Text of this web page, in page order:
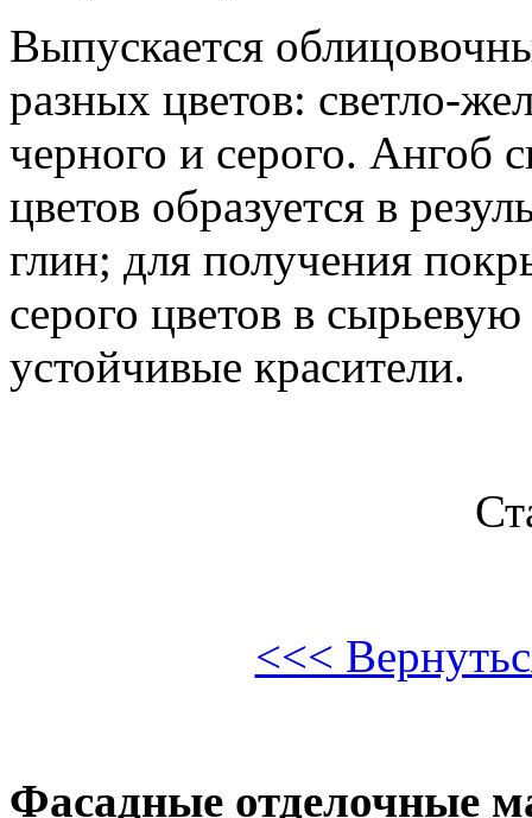
Выпускается
разных цветов: светло-
черного и серого. Ангоб
цветов образуется в
глин; для получения
серого цветов в
устойчивые красители.
<<<
Фасадные отделочные